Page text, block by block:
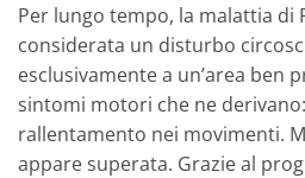
Per lungo tempo, la malattia di
considerata un disturbo
esclusivamente a un’area ben
sintomi motori che ne
rallentamento nei movimenti.
appare superata. Grazie al